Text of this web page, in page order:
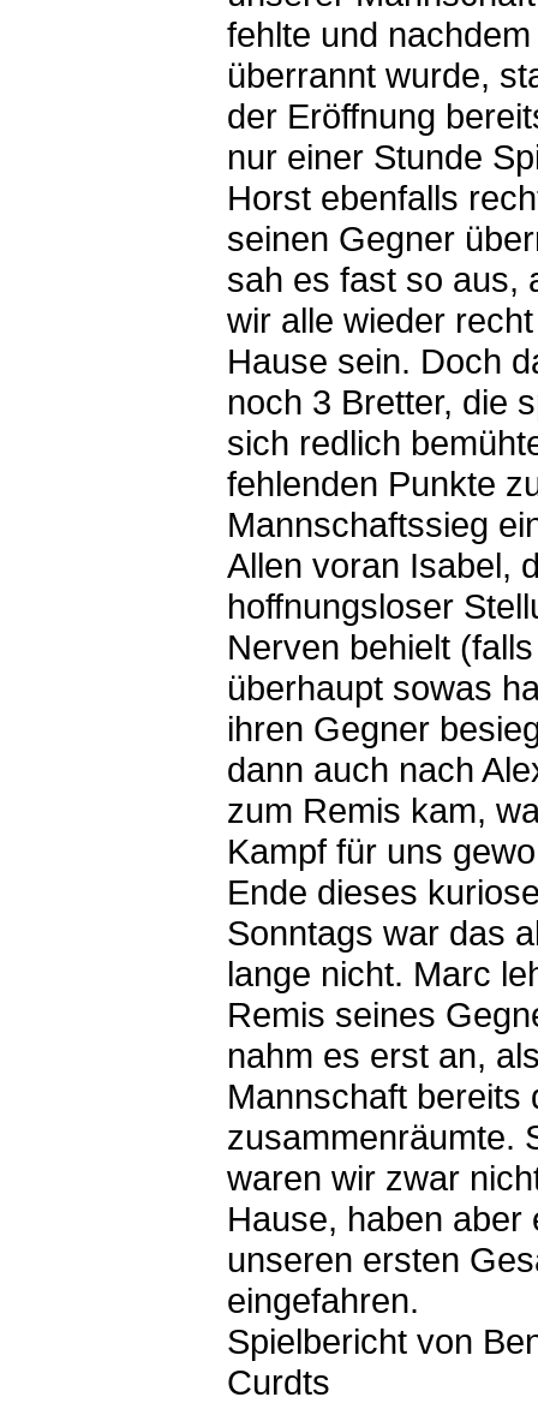
fehlte und
überrannt wurde,
der Eröffnung
nur einer Stunde
Horst ebenfalls
seinen Gegner
sah es fast so aus,
wir alle wieder
Hause sein. Doch
noch 3 Bretter, die
sich redlich
fehlenden Punkte
Mannschaftssieg
Allen voran Isabel,
hoffnungsloser
Nerven behielt
überhaupt sowas
ihren Gegner
dann auch nach
zum Remis kam,
Kampf für uns
Ende dieses
Sonntags war das
lange nicht. Marc
Remis seines
nahm es erst an,
Mannschaft bereits
zusammenräumte.
waren wir zwar
Hause, haben aber
unseren ersten
eingefahren.
Spielbericht von
Curdts